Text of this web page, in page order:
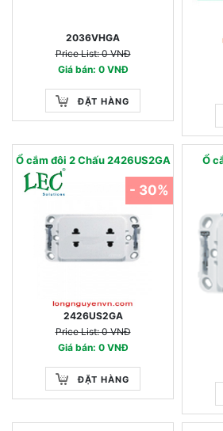
2036VHGA
Price List: 0 VNĐ
Giá bán: 0 VNĐ
ĐẶT HÀNG
Ổ cắm đôi 2 Chấu 2426US2GA
2426US2GA
Price List: 0 VNĐ
Giá bán: 0 VNĐ
ĐẶT HÀNG
- 30%
Ổ